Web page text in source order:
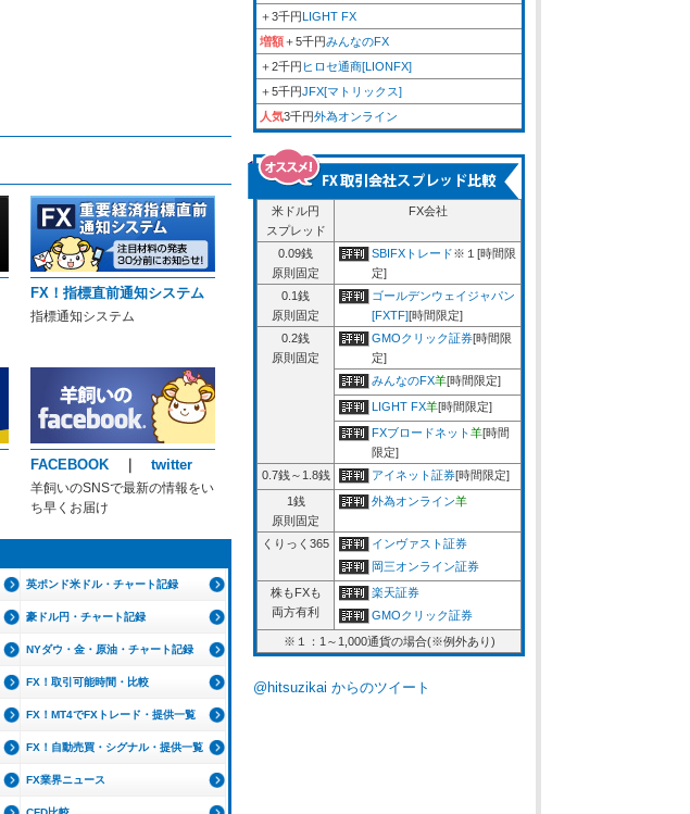
FX！指標直前通知システム
指標通知システム
FACEBOOK twitter
羊飼いのSNSで最新の情報をい
ち早くお届け
英ポンド米ドル・チャート記録
豪ドル円・チャート記録
NYダウ・金・原油・チャート記録
FX！取引可能時間・比較
FX！MT4でFXトレード・提供一覧
FX！自動売買・シグナル・提供一覧
FX業界ニュース
＋3千円LIGHT FX
増額＋5千円みんなのFX
＋2千円 ヒロセ通商[LIONFX]
＋5千円JFX[マトリックス]
人気3千円外為オンライン
米ドル円
スプレッド
FX会社
0.09銭
原則固定
SBIFXトレード※１[時間限
定]
0.1銭
原則固定
ゴールデンウェイジャパン
[FXTF][時間限定]
0.2銭
原則固定
GMOクリック証券[時間限
定]
みんなのFX羊[時間限定]
LIGHT FX羊[時間限定]
FXブロードネット羊[時間
限定]
0.7銭～1.8銭
アイネット証券[時間限定]
1銭
原則固定
外為オンライン羊
くりっく365
インヴァスト証券
岡三オンライン証券
株もFXも
両方有利
楽天証券
GMOクリック証券
※１：1～1,000通貨の場合(※例外あり)
@hitsuzikai からのツイート